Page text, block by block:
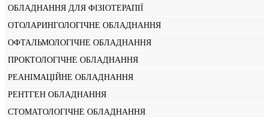
ОБЛАДНАННЯ ДЛЯ ФІЗІОТЕРАПІЇ
ОТОЛАРИНГОЛОГІЧНЕ ОБЛАДНАННЯ
ОФТАЛЬМОЛОГІЧНЕ ОБЛАДНАННЯ
ПРОКТОЛОГІЧНЕ ОБЛАДНАННЯ
РЕАНІМАЦІЙНЕ ОБЛАДНАННЯ
РЕНТГЕН ОБЛАДНАННЯ
СТОМАТОЛОГІЧНЕ ОБЛАДНАННЯ